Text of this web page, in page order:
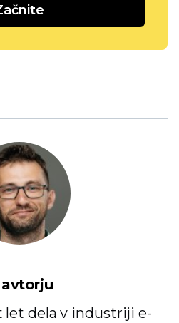
avtorju
let dela v industriji e-